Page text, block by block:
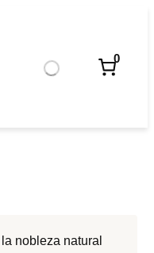
0
nobleza natural